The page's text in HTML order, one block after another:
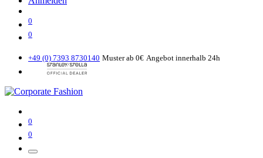
0
0
+49 (0) 7393 8730140 Muster ab 0€ Angebot innerhalb 24h
0
0